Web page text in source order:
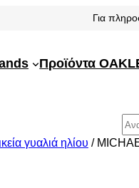
Για
Προϊόντα
γυαλιά ηλίου /